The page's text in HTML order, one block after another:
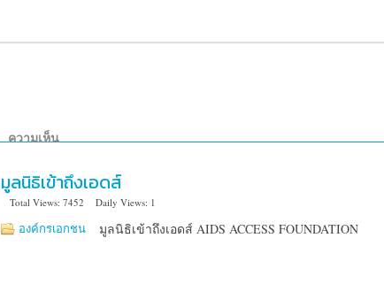
ความเห็น
มูลนิธิเข้าถึงเอดส์
Total Views: 7452
Daily Views: 1
48/283
มูลนิธิเข้าถึงเอดส์ AIDS ACCESS FOUNDATION
องค์กรเอกชน